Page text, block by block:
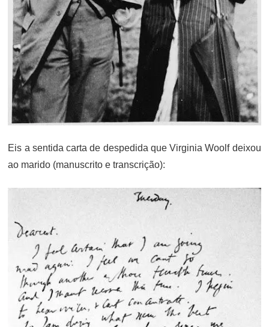
Eis a sentida carta de despedida que Virginia Woolf deixou
ao marido (manuscrito e transcrição):